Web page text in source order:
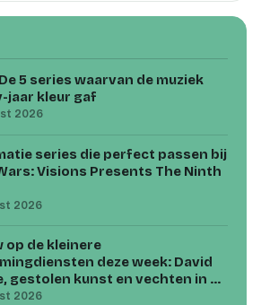
5 series waarvan de muziek
jaar kleur gaf
2026
series die perfect passen bij
Visions Presents The Ninth
2026
op de kleinere
deze week: David
gestolen kunst en vechten in de
2026